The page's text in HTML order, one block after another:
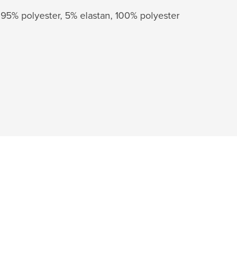
95% polyester, 5% elastan, 100% polyester